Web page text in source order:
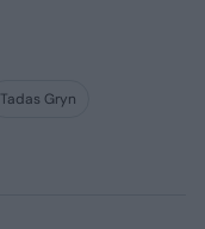
Tadas Gryn